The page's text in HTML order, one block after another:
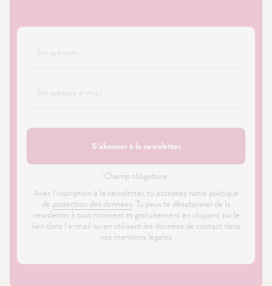
S'abonner à la newsletter
Champ obligatoire ·
Avec l'inscription à la newsletter, tu acceptes notre politique
de protection des données. Tu peux te désabonner de la
newsletter à tout moment et gratuitement en cliquant sur le
lien dans l'e-mail ou en utilisant les données de contact dans
nos mentions légales.